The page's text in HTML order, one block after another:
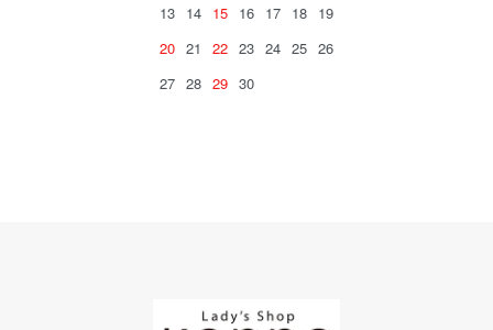
13 14 15 16 17 18 19
20 21 22 23 24 25 26
27 28 29 30